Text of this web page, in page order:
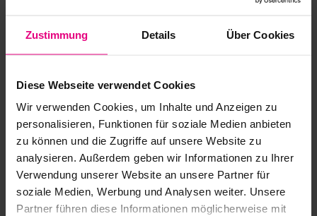
Zustimmung Details Über Cookies
Diese Webseite verwendet Cookies
Wir verwenden Cookies, um Inhalte und Anzeigen zu
personalisieren, Funktionen für soziale Medien anbieten
zu können und die Zugriffe auf unsere Website zu
analysieren. Außerdem geben wir Informationen zu Ihrer
Verwendung unserer Website an unsere Partner für
soziale Medien, Werbung und Analysen weiter. Unsere
Partner führen diese Informationen möglicherweise mit
ÉTATS-UNIS 📍
42 Dunham Ridge
Beverly, MA 01915
Tel: +1 978-532-1800
info@harmonicdrive.net
www.harmonicdrive.net
CHINE 📍